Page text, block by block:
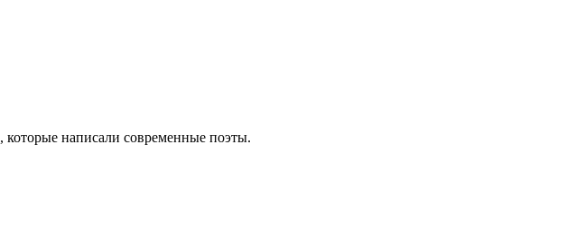
, которые написали современные поэты.